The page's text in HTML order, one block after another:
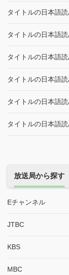
タイトルの日本語
タイトルの日本語
タイトルの日本語
タイトルの日本語
タイトルの日本語
タイトルの日本語
放送局から探す
Eチャンネル
JTBC
KBS
MBC